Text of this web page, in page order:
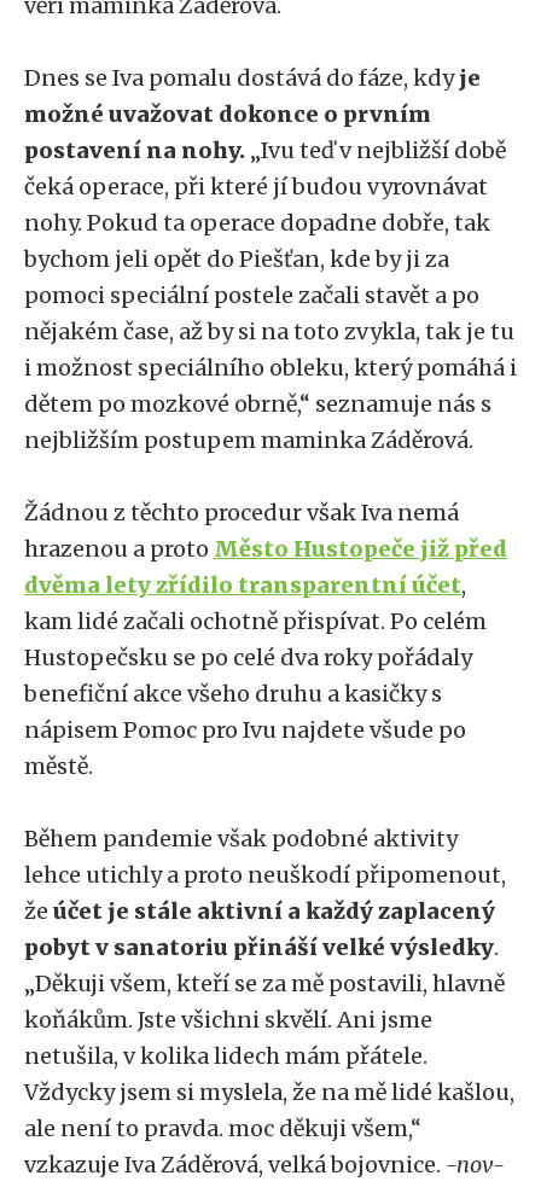
Dnes se Iva pomalu dostává do fáze, kdyje
možné uvažovat dokonce o prvním
postavení na nohy. „Ivu teď v nejbližší době
čeká operace, při které jí budou vyrovnávat
nohy. Pokud ta operace dopadne dobře, tak
bychom jeli opět do Piešťan, kde by ji za
pomoci speciální postele začali stavět a po
nějakém čase, až by si na toto zvykla, tak je tu
i možnost speciálního obleku, který pomáhá i
dětem po mozkové obrně,“ seznamuje nás s
nejbližším postupem maminka Záděrová.
Žádnou z těchto procedur však Iva nemá
hrazenou a proto Město Hustopeče již před
dvěma lety zřídilo transparentní účet,
kam lidé začali ochotně přispívat. Po celém
Hustopečsku se po celé dva roky pořádaly
benefiční akce všeho druhu a kasičky s
nápisem Pomoc pro Ivu najdete všude po
městě.
Během pandemie však podobné aktivity
lehce utichly a proto neuškodí připomenout,
že účet je stále aktivní a každý zaplacený
pobyt v sanatoriu přináší velké výsledky.
„Děkuji všem, kteří se za mě postavili, hlavně
koňákům. Jste všichni skvělí. Ani jsme
netušila, v kolika lidech mám přátele.
Vždycky jsem si myslela, že na mě lidé kašlou,
ale není to pravda. moc děkuji všem,“
vzkazuje Iva Záděrová, velká bojovnice. -nov-